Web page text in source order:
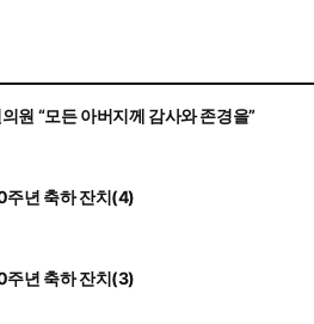
원 “모든 아버지께 감사와 존경을”
주년 축하 잔치(4)
주년 축하 잔치(3)